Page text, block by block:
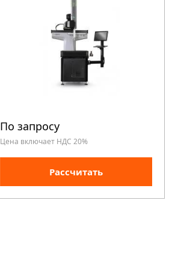
По запросу
Цена включает НДС 20%
Рассчитать